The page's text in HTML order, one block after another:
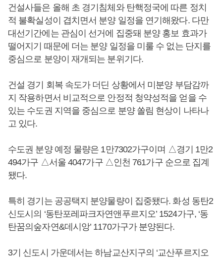
건설사들은 올해 초 경기침체와 탄핵정국에 따른 정치
적 불확실성이 겹치면서 분양 일정을 연기해왔다. 다만
대선기간에는 관심이 선거에 집중돼 분양 홍보 효과가
떨어지기 때문에 더는 분양 일정을 미룰 수 없는 단지를
중심으로 분양이 재개되는 분위기다.
건설 경기 회복 속도가 더딘 상황에서 미분양 부담감까
지 작용하면서 비교적으로 안정적 청약성적을 얻을 수
있는 수도권 지역을 중심으로 분양 쏠림 현상이 나타나
고 있다.
수도권 분양 예정 물량은 1만7302가구이며 △경기 1만2
494가구 △서울 4047가구 △인천 761가구 순으로 집계
됐다.
특히 경기는 공공택지 분양물량이 집중됐다. 화성 동탄2
신도시의 ‘동탄포레파크자연앤푸르지오’ 1524가구, ‘동
탄꿈의숲자연&데시앙’ 1170가구가 분양된다.
3기 신도시 가운데서는 하남교산지구의 ‘교산푸르지오